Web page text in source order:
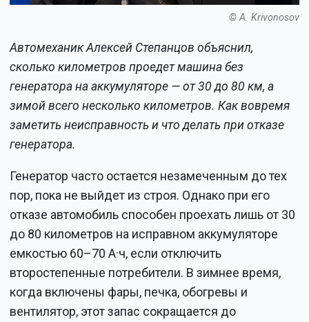
© A. Krivonosov
Автомеханик Алексей Степанцов объяснил,
сколько километров проедет машина без
генератора на аккумуляторе — от 30 до 80 км, а
зимой всего несколько километров. Как вовремя
заметить неисправность и что делать при отказе
генератора.
Генератор часто остается незамеченным до тех
пор, пока не выйдет из строя. Однако при его
отказе автомобиль способен проехать лишь от 30
до 80 километров на исправном аккумуляторе
емкостью 60–70 А·ч, если отключить
второстепенные потребители. В зимнее время,
когда включены фары, печка, обогревы и
вентилятор, этот запас сокращается до